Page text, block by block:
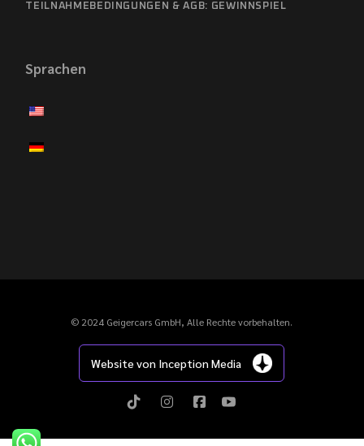
TEILNAHMEBEDINGUNGEN & AGB: GEWINNSPIEL
Sprachen
© 2024 Geigercars GmbH, Alle Rechte vorbehalten.
Website von Inception Media